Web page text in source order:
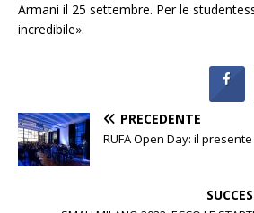
Armani il 25 settembre. Per le
incredibile».
PRECEDENTE
RUFA Open Day: il